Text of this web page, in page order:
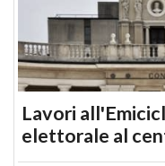
Lavori
elettorale al